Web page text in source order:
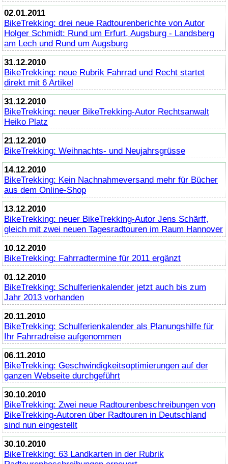
02.01.2011
BikeTrekking: drei neue Radtourenberichte von Autor
Holger Schmidt: Rund um Erfurt, Augsburg - Landsberg
am Lech und Rund um Augsburg
31.12.2010
BikeTrekking: neue Rubrik Fahrrad und Recht startet
direkt mit 6 Artikel
31.12.2010
BikeTrekking: neuer BikeTrekking-Autor Rechtsanwalt
Heiko Platz
21.12.2010
BikeTrekking: Weihnachts- und Neujahrsgrüsse
14.12.2010
BikeTrekking: Kein Nachnahmeversand mehr für Bücher
aus dem Online-Shop
13.12.2010
BikeTrekking: neuer BikeTrekking-Autor Jens Schärff,
gleich mit zwei neuen Tagesradtouren im Raum Hannover
10.12.2010
BikeTrekking: Fahrradtermine für 2011 ergänzt
01.12.2010
BikeTrekking: Schulferienkalender jetzt auch bis zum
Jahr 2013 vorhanden
20.11.2010
BikeTrekking: Schulferienkalender als Planungshilfe für
Ihr Fahrradreise aufgenommen
06.11.2010
BikeTrekking: Geschwindigkeitsoptimierungen auf der
ganzen Webseite durchgeführt
30.10.2010
BikeTrekking: Zwei neue Radtourenbeschreibungen von
BikeTrekking-Autoren über Radtouren in Deutschland
sind nun eingestellt
30.10.2010
BikeTrekking: 63 Landkarten in der Rubrik